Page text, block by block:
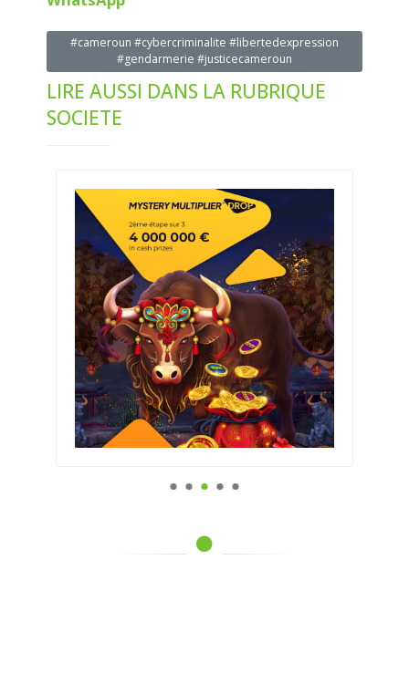
#cameroun #cybercriminalite #libertedexpression
#gendarmerie #justicecameroun
LIRE AUSSI DANS LA RUBRIQUE
SOCIETE